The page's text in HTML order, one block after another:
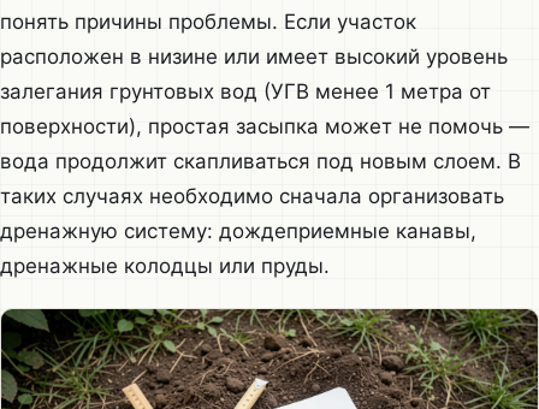
понять причины проблемы. Если участок
расположен в низине или имеет высокий уровень
залегания грунтовых вод (УГВ менее 1 метра от
поверхности), простая засыпка может не помочь —
вода продолжит скапливаться под новым слоем. В
таких случаях необходимо сначала организовать
дренажную систему: дождеприемные канавы,
дренажные колодцы или пруды.